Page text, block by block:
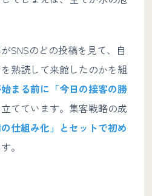
SNSのどの投稿を見て、自
熟読して来館したのかを組
まる前に「今日の接客の勝
てています。集客戦略の成
仕組み化」とセットで初め
。